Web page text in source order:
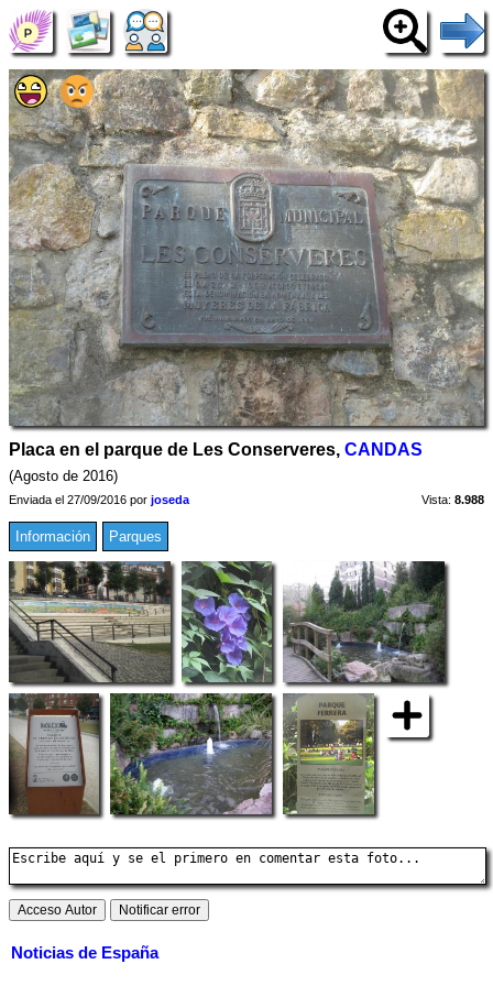
Placa en el parque de Les Conserveres, CANDAS
(Agosto de 2016)
Enviada el 27/09/2016 por joseda Vista: 8.988
Información Parques
Noticias de España